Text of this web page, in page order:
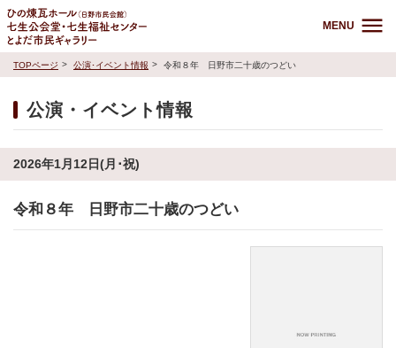
MENU
TOPページ 公演･イベント情報 令和８年 日野市二十歳のつどい
公演・イベント情報
2026年1月12日(月･祝)
令和８年 日野市二十歳のつどい